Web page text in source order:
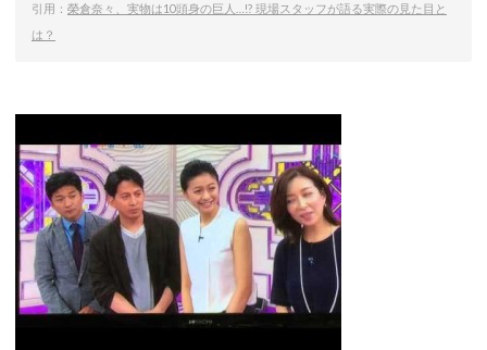
引用： 榮倉奈々、実物は10頭身の巨人…!? 現場スタッフが語る実際の見た目と
は？